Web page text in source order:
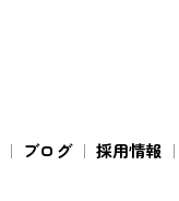
ブログ 採用情報